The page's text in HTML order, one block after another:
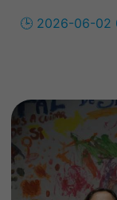
🕒 2026-06-02